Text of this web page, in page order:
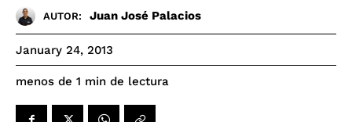
AUTOR: Juan José Palacios
January 24, 2013
menos de 1 min de lectura